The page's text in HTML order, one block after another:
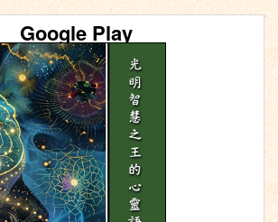
Google Play